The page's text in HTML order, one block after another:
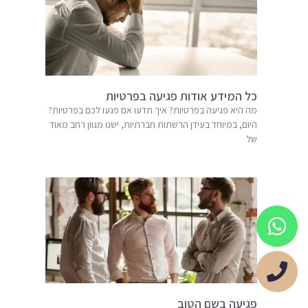
כל המידע אודות פגיעה בפרטיות
מה היא פגיעה בפרטיות? איך תדעו אם פגעו לכם בפרטיות?
היום, במיוחד בעידן הרשתות חברתיות, ישנו מגוון רחב מאוד
של
פגיעה בשם הטוב